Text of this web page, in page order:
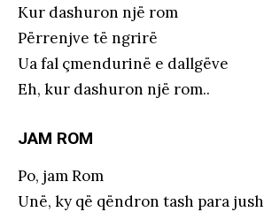
Kur dashuron një rom
Përrenjve të ngrirë
Ua fal çmendurinë e dallgëve
Eh, kur dashuron një rom..
JAM ROM
Po, jam Rom
Unë, ky që qëndron tash para jush